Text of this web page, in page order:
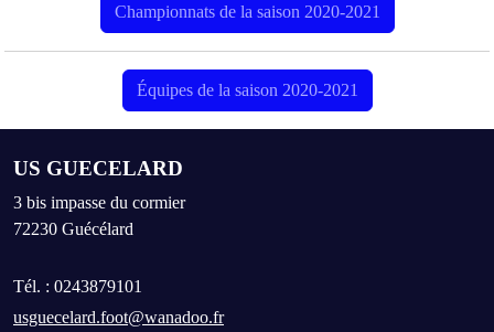
Championnats de la saison 2020-2021
Équipes de la saison 2020-2021
US GUECELARD
3 bis impasse du cormier
72230 Guécélard
Tél. : 0243879101
usguecelard.foot@wanadoo.fr